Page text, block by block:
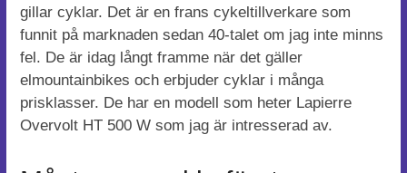
gillar cyklar. Det är en frans cykeltillverkare som
funnit på marknaden sedan 40-talet om jag inte minns
fel. De är idag långt framme när det gäller
elmountainbikes och erbjuder cyklar i många
prisklasser. De har en modell som heter Lapierre
Overvolt HT 500 W som jag är intresserad av.